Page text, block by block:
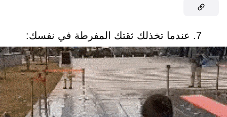
7. عندما تخذلك ثقتك المفرطة في نفسك: